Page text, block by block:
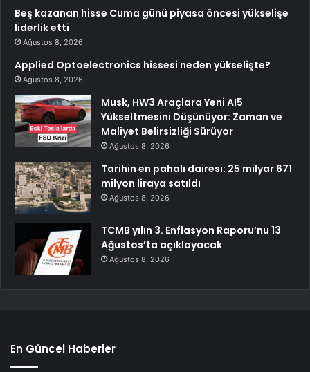
Beş kazanan hisse Cuma günü piyasa öncesi yükselişe
liderlik etti
Ağustos 8, 2026
Applied Optoelectronics hissesi neden yükselişte?
Ağustos 8, 2026
Musk, HW3 Araçlara Yeni AI5
Yükseltmesini Düşünüyor: Zaman ve
Maliyet Belirsizliği Sürüyor
Ağustos 8, 2026
Tarihin en pahalı dairesi: 25 milyar 671
milyon liraya satıldı
Ağustos 8, 2026
TCMB yılın 3. Enflasyon Raporu’nu 13
Ağustos’ta açıklayacak
Ağustos 8, 2026
En Güncel Haberler